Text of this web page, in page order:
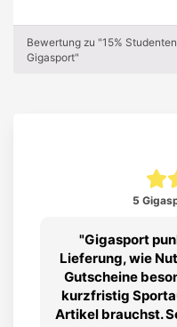
Bewertung zu "15%
Gigasport"
5
Gigasport
Lieferung, wie
Gutscheine
kurzfristig
Artikel brauchst.